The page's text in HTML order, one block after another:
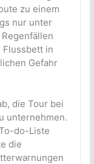
zu einem
nur unter
in
Gefahr
die Tour bei
unternehmen.
do-Liste
die